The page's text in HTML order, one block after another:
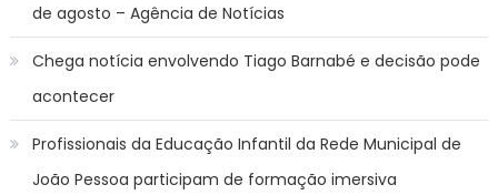
de agosto – Agência de Notícias
Chega notícia envolvendo Tiago Barnabé e decisão pode
acontecer
Profissionais da Educação Infantil da Rede Municipal de
João Pessoa participam de formação imersiva